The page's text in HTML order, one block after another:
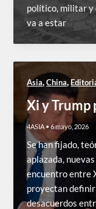
político, militar y
va a estar
Asia,China,
Xi y Trump
4ASIA •6 mayo, 2026
Se han fijado,
aplazada,
encuentro entre
proyectan definir
desacuerdos